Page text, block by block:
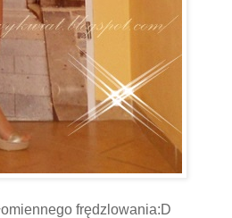
frędzlowania:D